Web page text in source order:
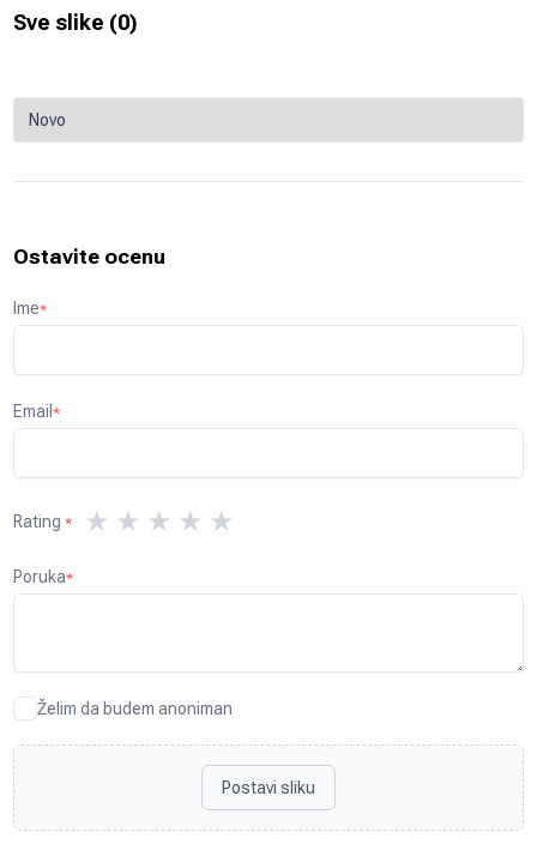
Sve slike (0)
Ostavite ocenu
Ime*
Email*
Rating * ★ ★ ★ ★ ★
Poruka*
Želim da budem anoniman
Postavi sliku